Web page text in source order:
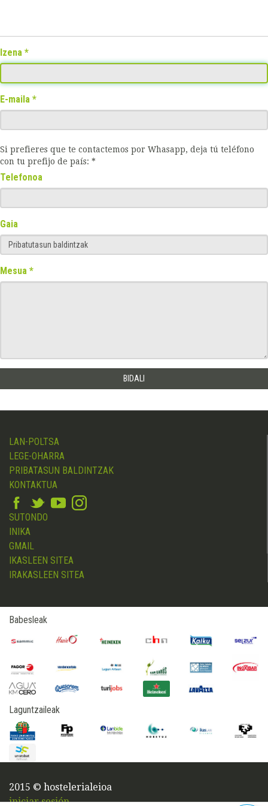
Izena
E-maila
Si prefieres que te contactemos por Whasapp, deja tú teléfono
con tu prefijo de país: *
Telefonoa
Gaia
Mesua
LAN-POLTSA
LEGE-OHARRA
PRIBATASUN BALDINTZAK
KONTAKTUA
SUTONDO
INIKA
GMAIL
IKASLEEN SITEA
IRAKASLEEN SITEA
Babesleak
Laguntzaileak
2015 © hostelerialeioa
iniciar sesión